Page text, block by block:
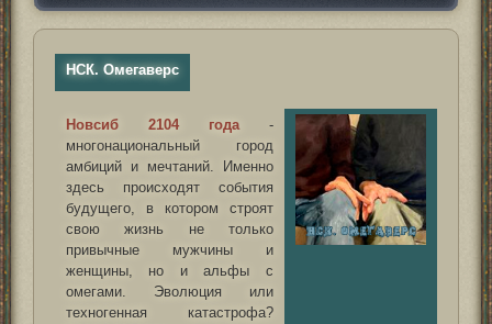
НСК. Омегаверс
Новсиб 2104 года-
многонациональный город
амбиций и мечтаний. Именно
здесь происходят события
будущего, в котором строят
свою жизнь не только
привычные мужчины и
женщины, но и альфы с
омегами. Эволюция или
техногенная катастрофа?